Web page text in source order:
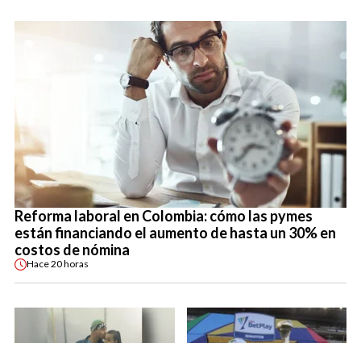
Reforma laboral en Colombia: cómo las pymes
están financiando el aumento de hasta un 30% en
costos de nómina
Hace20 horas